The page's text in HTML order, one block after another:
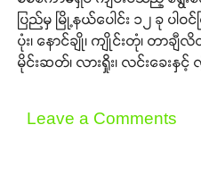
ပြည်မှ မြို့နယ်ပေါင်း ၁၂ ခု ပါဝင်
ပုံး၊ နောင်ချို၊ ကျိုင်းတုံ၊ တာချီ
မိုင်းဆတ်၊ လားရှိုး၊ လင်းခေး
Leave a Comments